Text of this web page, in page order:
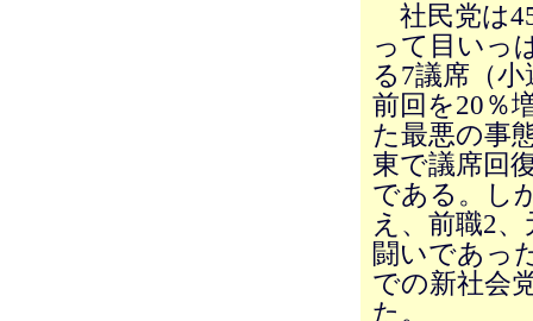
社民党は
って目いっ
る7議席（
前回を20％
た最悪の事
東で議席回
である。し
え、前職2
闘いであっ
での新社会
た。